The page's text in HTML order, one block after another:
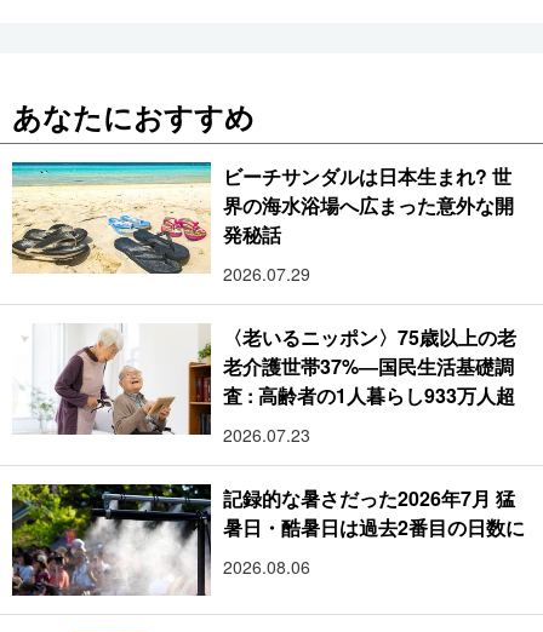
あなたにおすすめ
ビーチサンダルは日本生まれ? 世
界の海水浴場へ広まった意外な開
発秘話
2026.07.29
〈老いるニッポン〉75歳以上の老
老介護世帯37%―国民生活基礎調
査 : 高齢者の1人暮らし933万人超
2026.07.23
記録的な暑さだった2026年7月 猛
暑日・酷暑日は過去2番目の日数に
2026.08.06